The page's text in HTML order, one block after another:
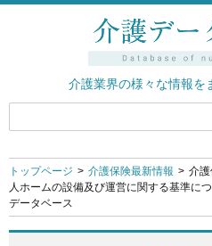
介護業界の様々な情報を
トップページ 介護保険最新情報
介
人ホームの設備及び運営に関する基準に
データベース